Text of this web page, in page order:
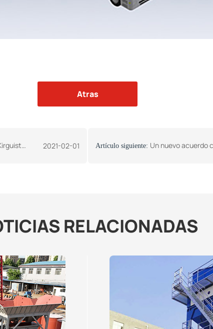
Atras
experiencias. 2021-02-01 Artículo siguiente: Un nuevo acuerdo
RELACIONADAS